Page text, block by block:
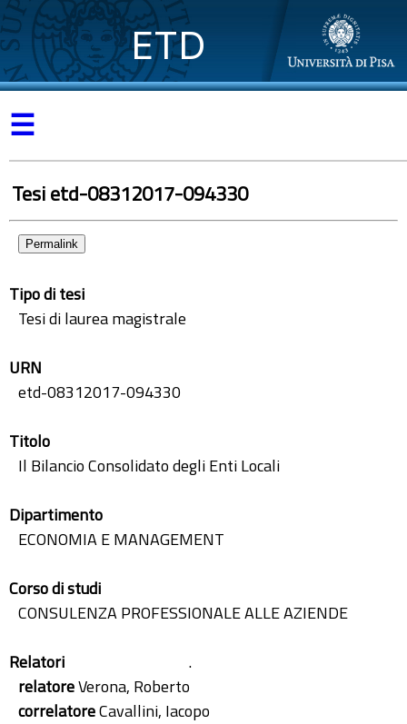
ETD
☰
Tesi etd-08312017-094330
Permalink
Tipo di tesi
Tesi di laurea magistrale
URN
etd-08312017-094330
Titolo
Il Bilancio Consolidato degli Enti Locali
Dipartimento
ECONOMIA E MANAGEMENT
Corso di studi
CONSULENZA PROFESSIONALE ALLE AZIENDE
Relatori
.
relatoreVerona, Roberto
correlatoreCavallini, Iacopo